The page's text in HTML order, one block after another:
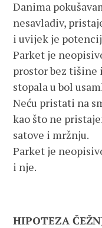
Danima
nesavladiv,
i uvijek je
Parket je
prostor bez tišine
stopala u bol
Neću pristati na
kao što ne
satove i mržnju.
Parket je
i nje.
HIPOTEZA